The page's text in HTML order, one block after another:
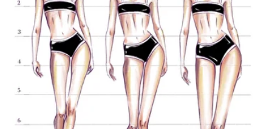
самостоятельно, кто-то выбирает проверенный
готовый
Выбор за вами, главное не сдаваться.